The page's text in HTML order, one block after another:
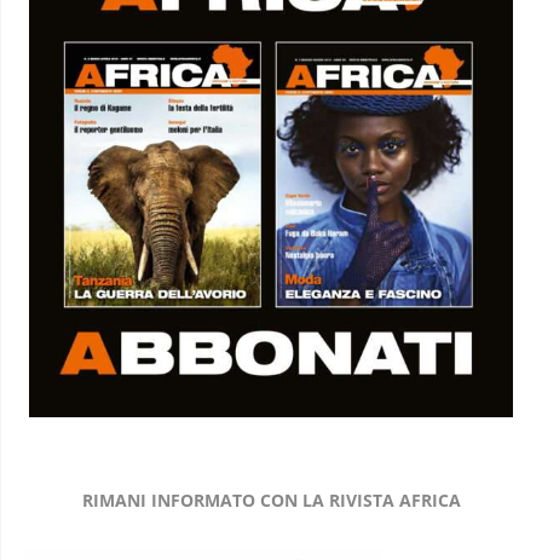
RIMANI INFORMATO CON LA RIVISTA AFRICA